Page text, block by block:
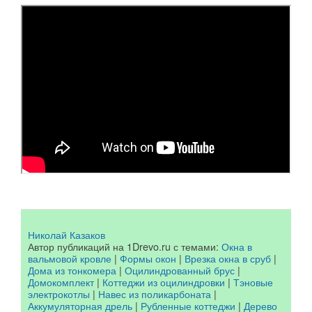
Николай Казаков
Автор публикаций на 1Drevo.ru с темами: Окна в
вальмовой кровле | Формы окон | Врезка окна в сруб |
Дома из тонкомера | Оцилиндрованный брус |
Домокомплект| Коттеджи из оцилиндровки | Тэновые
электрокотлы | Навес из поликарбоната |
Аккумуляторная дрель | Рубленные коттеджи | Дерево